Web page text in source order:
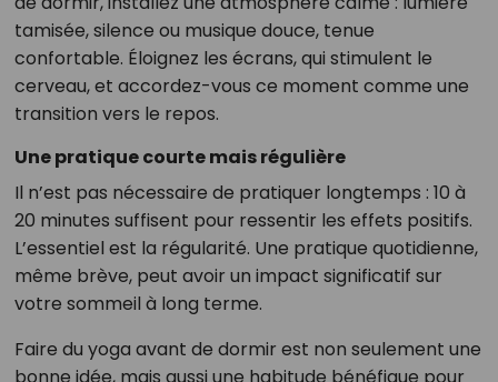
tamisée, silence ou musique douce, tenue
confortable. Éloignez les écrans, qui stimulent le
cerveau, et accordez-vous ce moment comme une
transition vers le repos.
Une pratique courte mais régulière
Il n’est pas nécessaire de pratiquer longtemps : 10 à
20 minutes suffisent pour ressentir les effets positifs.
L’essentiel est la régularité. Une pratique quotidienne,
même brève, peut avoir un impact significatif sur
votre sommeil à long terme.
Faire du yoga avant de dormir est non seulement une